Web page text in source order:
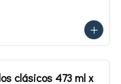
clásicos 473 ml x